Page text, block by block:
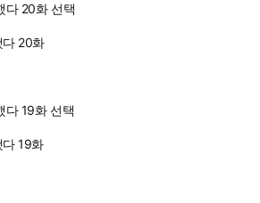
다 20화 선택
다 20화
다 19화 선택
19화